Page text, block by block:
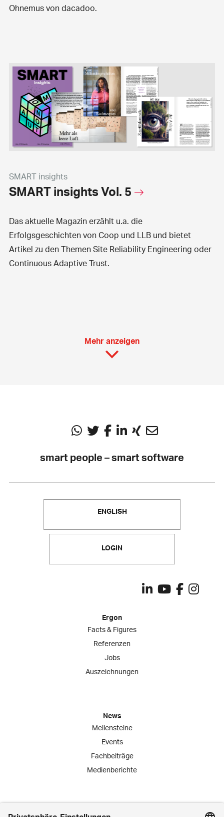
Ohnemus von dacadoo.
SMART insights
SMART insights Vol. 5
Das aktuelle Magazin erzählt u.a. die
Erfolgsgeschichten von Coop und LLB und bietet
Artikel zu den Themen Site Reliability Engineering oder
Continuous Adaptive Trust.
Mehr anzeigen
smart people – smart software
ENGLISH
LOGIN
Ergon
Facts & Figures
Referenzen
Jobs
Auszeichnungen
News
Meilensteine
Events
Fachbeiträge
Medienberichte
Engagement